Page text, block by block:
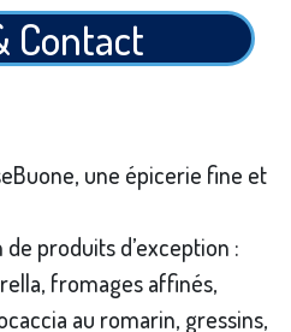
Contact
une épicerie fine et
produits d’exception :
fromages affinés,
au romarin, gressins,